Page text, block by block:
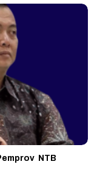
NTB